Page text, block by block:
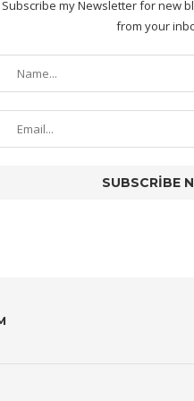
Subscribe my Newsletter for new
from your